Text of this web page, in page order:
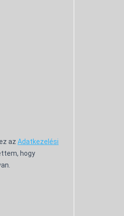
az Adatkezelési
hogy